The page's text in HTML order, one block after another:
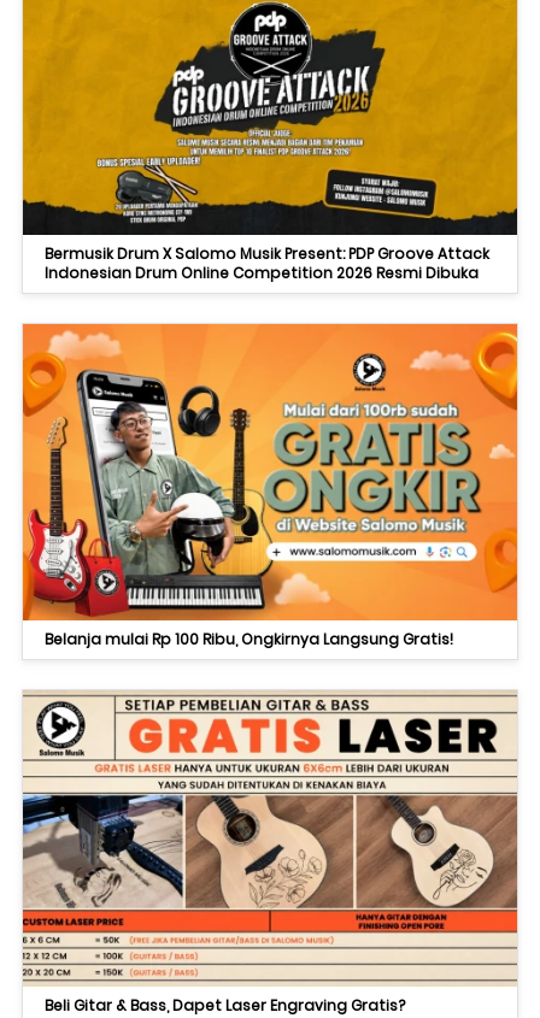
Bermusik Drum X Salomo Musik Present: PDP Groove Attack
Indonesian Drum Online Competition 2026 Resmi Dibuka
Belanja mulai Rp 100 Ribu, Ongkirnya Langsung Gratis!
Beli Gitar & Bass, Dapet Laser Engraving Gratis?